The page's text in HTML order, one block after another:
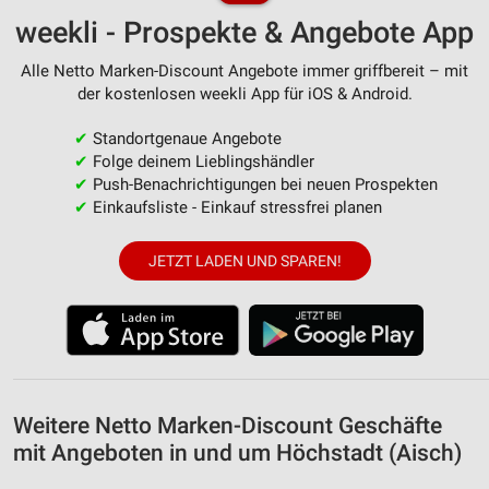
weekli - Prospekte & Angebote App
Alle Netto Marken-Discount Angebote immer griffbereit – mit
der kostenlosen weekli App für iOS & Android.
✔ Standortgenaue Angebote
✔ Folge deinem Lieblingshändler
✔ Push-Benachrichtigungen bei neuen Prospekten
✔ Einkaufsliste - Einkauf stressfrei planen
JETZT LADEN UND SPAREN!
Weitere Netto Marken-Discount Geschäfte
mit Angeboten in und um Höchstadt (Aisch)
Messung der Werbeleistung
Messung der Performance von Inhalten
Analyse von Zielgruppen durch Statistiken oder
Kombinationen von Daten aus verschiedenen
Quellen
Entwicklung und Verbesserung der Angebote
Verwendung reduzierter Daten zur Auswahl von
IAB-Besonderheiten:
Verwendung genauer Standortdaten
Nicht-IAB-Verarbeitungszwecke: